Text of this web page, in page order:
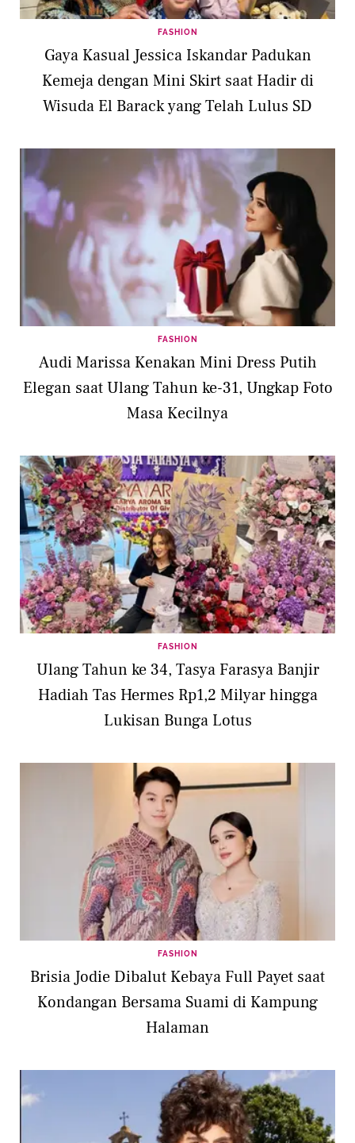
FASHION
Gaya Kasual Jessica Iskandar Padukan
Kemeja dengan Mini Skirt saat Hadir di
Wisuda El Barack yang Telah Lulus SD
FASHION
Audi Marissa Kenakan Mini Dress Putih
Elegan saat Ulang Tahun ke-31, Ungkap Foto
Masa Kecilnya
FASHION
Ulang Tahun ke 34, Tasya Farasya Banjir
Hadiah Tas Hermes Rp1,2 Milyar hingga
Lukisan Bunga Lotus
FASHION
Brisia Jodie Dibalut Kebaya Full Payet saat
Kondangan Bersama Suami di Kampung
Halaman